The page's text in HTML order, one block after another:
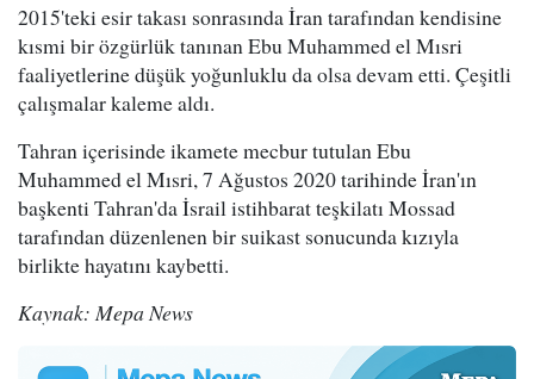
2015'teki esir takası sonrasında İran tarafından kendisine
kısmi bir özgürlük tanınan Ebu Muhammed el Mısri
faaliyetlerine düşük yoğunluklu da olsa devam etti. Çeşitli
çalışmalar kaleme aldı.
Tahran içerisinde ikamete mecbur tutulan Ebu
Muhammed el Mısri, 7 Ağustos 2020 tarihinde İran'ın
başkenti Tahran'da İsrail istihbarat teşkilatı Mossad
tarafından düzenlenen bir suikast sonucunda kızıyla
birlikte hayatını kaybetti.
Kaynak: Mepa News